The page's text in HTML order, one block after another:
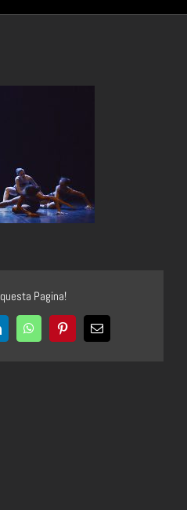
Pagina!
WhatsAppPinterestEmail